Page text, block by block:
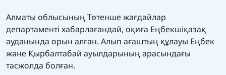
Алматы облысының Төтенше жағдайлар
департаменті хабарлағандай, оқиға Еңбекшіқазақ
ауданында орын алған. Алып ағаштың құлауы Еңбек
және Қырбалтабай ауылдарының арасындағы
тасжолда болған.